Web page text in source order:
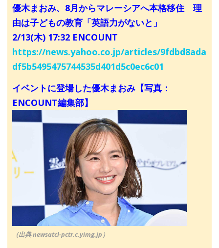
優木まおみ、8月からマレーシアへ本格移住 理
由は子どもの教育「英語力がないと」
2/13(木) 17:32 ENCOUNT
https://news.yahoo.co.jp/articles/9fdbd8ada
df5b5495475744535d401d5c0ec6c01
イベントに登場した優木まおみ【写真：
ENCOUNT編集部】
（出典 newsatcl-pctr.c.yimg.jp）